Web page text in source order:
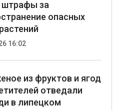
штрафы за
опасных
16:02
из фруктов и ягод
отведали
в липецком